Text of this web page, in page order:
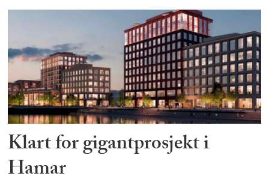
Klart for gigantprosjekt i
Hamar